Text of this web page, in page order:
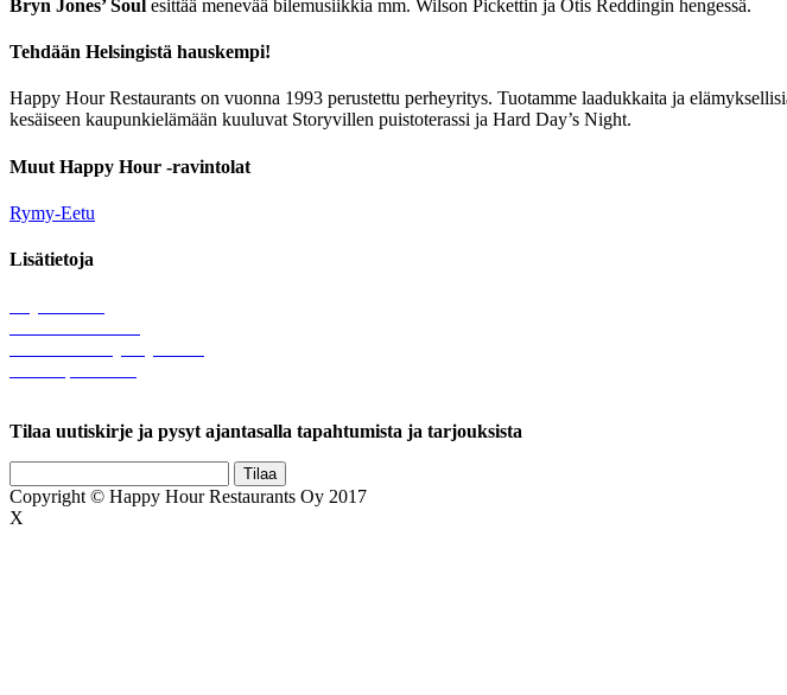
Bryn Jones’ Soul esittää menevää bilemusiikkia mm. Wilson Pickettin ja Otis Reddingin hengessä.
Tehdään Helsingistä hauskempi!
Happy Hour Restaurants on vuonna 1993 perustettu perheyritys. Tuotamme laadukkaita ja
kesäiseen kaupunkielämään kuuluvat Storyvillen puistoterassi ja Hard Day’s Night.
Muut Happy Hour -ravintolat
Rymy-Eetu
Lisätietoja
Tilaa uutiskirje ja pysyt ajantasalla tapahtumista ja tarjouksista
Copyright © Happy Hour Restaurants Oy 2017
X